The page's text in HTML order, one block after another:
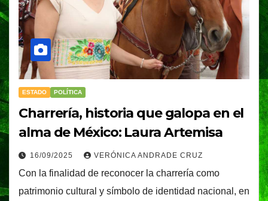
ESTADO POLÍTICA
Charrería, historia que galopa en el
alma de México: Laura Artemisa
16/09/2025 VERÓNICA ANDRADE CRUZ
Con la finalidad de reconocer la charrería como
patrimonio cultural y símbolo de identidad nacional, en